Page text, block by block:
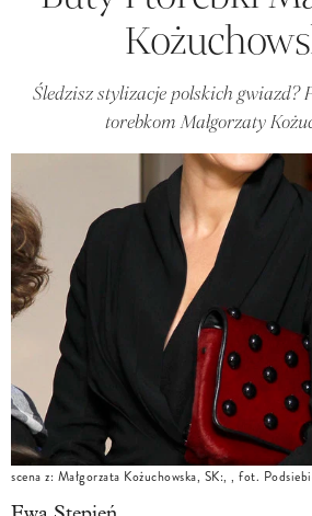
Śledzisz stylizacje polskich gwiazd?
torebkom Małgorzaty
scena z: Małgorzata Kożuchowska, SK:, , fot.